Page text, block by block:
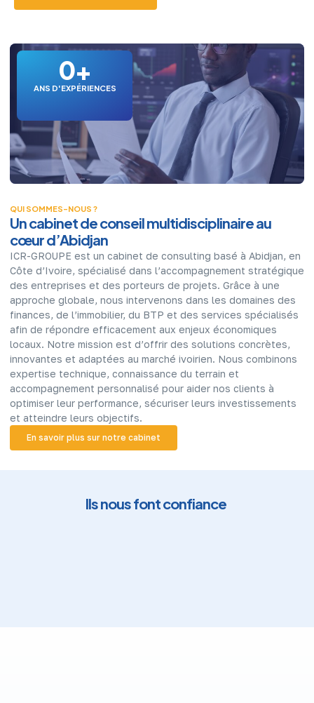
QUI SOMMES-NOUS ?
Un cabinet de conseil multidisciplinaire au
cœur d’Abidjan
ICR-GROUPE est un cabinet de consulting basé à Abidjan, en
Côte d’Ivoire, spécialisé dans l’accompagnement stratégique
des entreprises et des porteurs de projets. Grâce à une
approche globale, nous intervenons dans les domaines des
finances, de l’immobilier, du BTP et des services spécialisés
afin de répondre efficacement aux enjeux économiques
locaux. Notre mission est d’offrir des solutions concrètes,
innovantes et adaptées au marché ivoirien. Nous combinons
expertise technique, connaissance du terrain et
accompagnement personnalisé pour aider nos clients à
optimiser leur performance, sécuriser leurs investissements
et atteindre leurs objectifs.
En savoir plus sur notre cabinet
ANS D'EXPÉRIENCES
0+
Ils nous font confiance